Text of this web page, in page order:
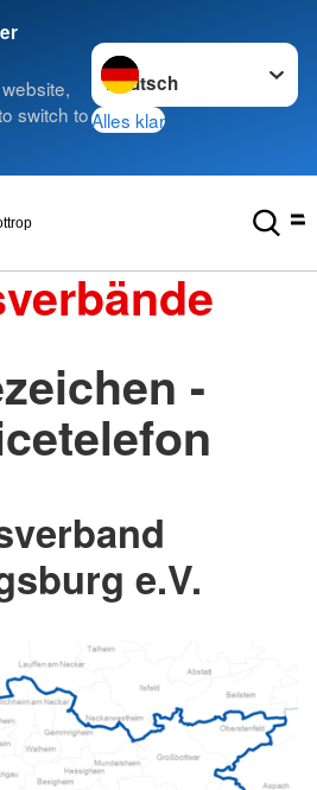
switch to
Sprache wechseln zu
Alles klar
-
e.V.